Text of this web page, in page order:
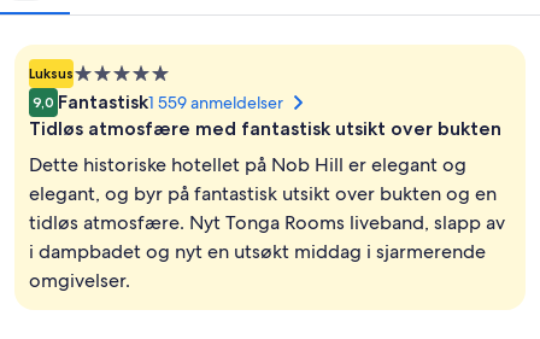
Terrasse/patio
LuksusOvernattingssted
med
5.0
9,0 Fantastisk1 559 anmeldelser
Tidløs atmosfære med fantastisk utsikt over bukten
Dette historiske hotellet på Nob Hill er elegant og
elegant, og byr på fantastisk utsikt over bukten og en
tidløs atmosfære. Nyt Tonga Rooms liveband, slapp av
i dampbadet og nyt en utsøkt middag i sjarmerende
omgivelser.